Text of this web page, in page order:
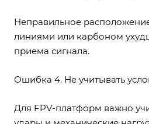
Неправильное
линиями или карбоном
приема сигнала.
Ошибка 4. Не учитывать
Для FPV-платформ важно